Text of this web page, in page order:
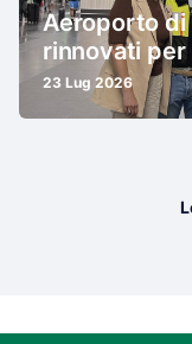
Aeroporto di
rinnovati per
23 Lug 2026